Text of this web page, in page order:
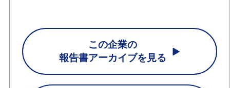
この企業の
報告書アーカイブを見る